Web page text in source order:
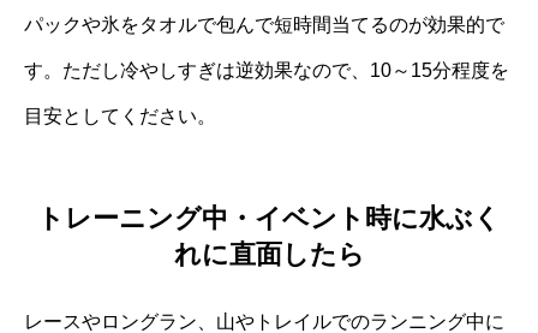
パックや氷をタオルで包んで短時間当てるのが効果的で
す。ただし冷やしすぎは逆効果なので、10～15分程度を
目安としてください。
トレーニング中・イベント時に水ぶく
れに直面したら
レースやロングラン、山やトレイルでのランニング中に